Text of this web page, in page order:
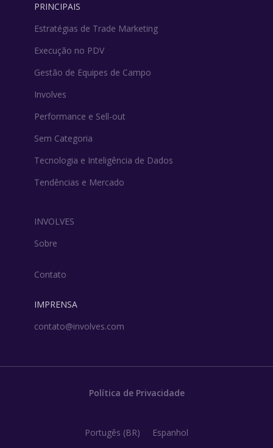
PRINCIPAIS
Estratégias de Trade Marketing
Execução no PDV
Gestão de Equipes de Campo
Involves
Performance e Sell-out
Sem Categoria
Tecnologia e Inteligência de Dados
Tendências e Mercado
INVOLVES
Sobre
Contato
IMPRENSA
contato@involves.com
Política de Privacidade
Portugês (BR) Espanhol